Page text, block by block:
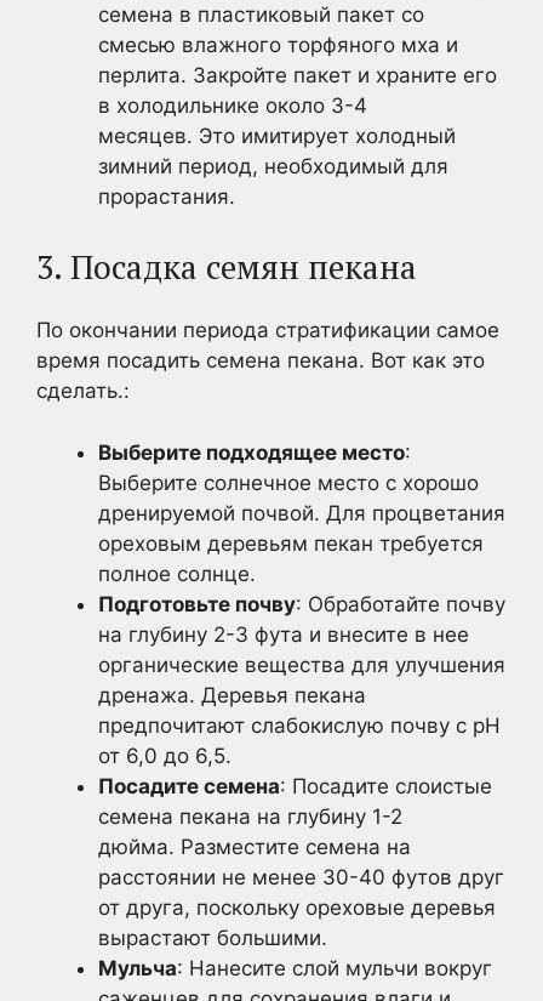
семена в пластиковый пакет со
смесью влажного торфяного мха и
перлита. Закройте пакет и храните его
в холодильнике около 3-4
месяцев. Это имитирует холодный
зимний период, необходимый для
прорастания.
3. Посадка семян пекана
По окончании периода стратификации самое
время посадить семена пекана. Вот как это
сделать.:
Выберите подходящее место:
Выберите солнечное место с хорошо
дренируемой почвой. Для процветания
ореховым деревьям пекан требуется
полное солнце.
Подготовьте почву: Обработайте почву
на глубину 2-3 фута и внесите в нее
органические вещества для улучшения
дренажа. Деревья пекана
предпочитают слабокислую почву с pH
от 6,0 до 6,5.
Посадите семена: Посадите слоистые
семена пекана на глубину 1-2
дюйма. Разместите семена на
расстоянии не менее 30-40 футов друг
от друга, поскольку ореховые деревья
вырастают большими.
Мульча: Нанесите слой мульчи вокруг